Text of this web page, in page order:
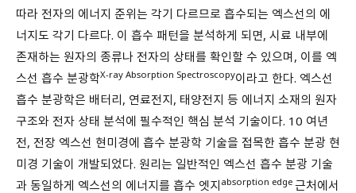
따라 전자의 에너지 준위는 각기 다르므로 흡수되는 엑스선의 에
너지도 각기 다르다. 이 흡수 패턴을 분석하게 되면, 시료 내부에
존재하는 원자의 종류나 전자의 상태를 확인할 수 있으며, 이를 엑
스선 흡수 분광학X-ray Absorption Spectroscopy이라고 한다. 엑스선
흡수 분광학은 배터리, 연료전지, 태양전지 등 에너지 소재의 원자
구조와 전자 상태 분석에 필수적인 핵심 분석 기술이다. 10 여년
전, 전장 엑스선 현미경에 흡수 분광학 기술을 접목한 흡수 분광 현
미경 기술이 개발되었다. 원리는 일반적인 엑스선 흡수 분광 기술
과 동일하게 엑스선의 에너지를 흡수 엣지 absorption edge 근처에서